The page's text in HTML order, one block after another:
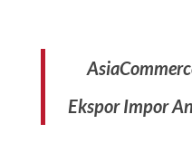
Ekspor Impor